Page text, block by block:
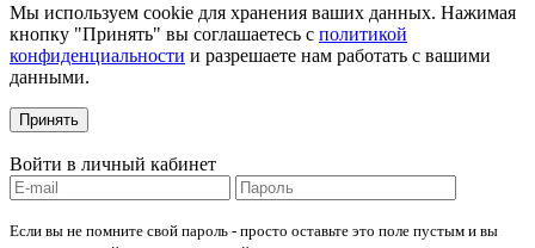
Мы используем cookie для хранения ваших данных. Нажимая
кнопку "Принять" вы соглашаетесь с политикой
конфиденциальности и разрешаете нам работать с вашими
данными.
Принять
Войти в личный кабинет
Если вы не помните свой пароль - просто оставьте это поле пустым и вы